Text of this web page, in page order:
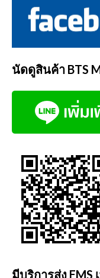
นัดดูสินค้า BTS
มีบริการส่ง EMS